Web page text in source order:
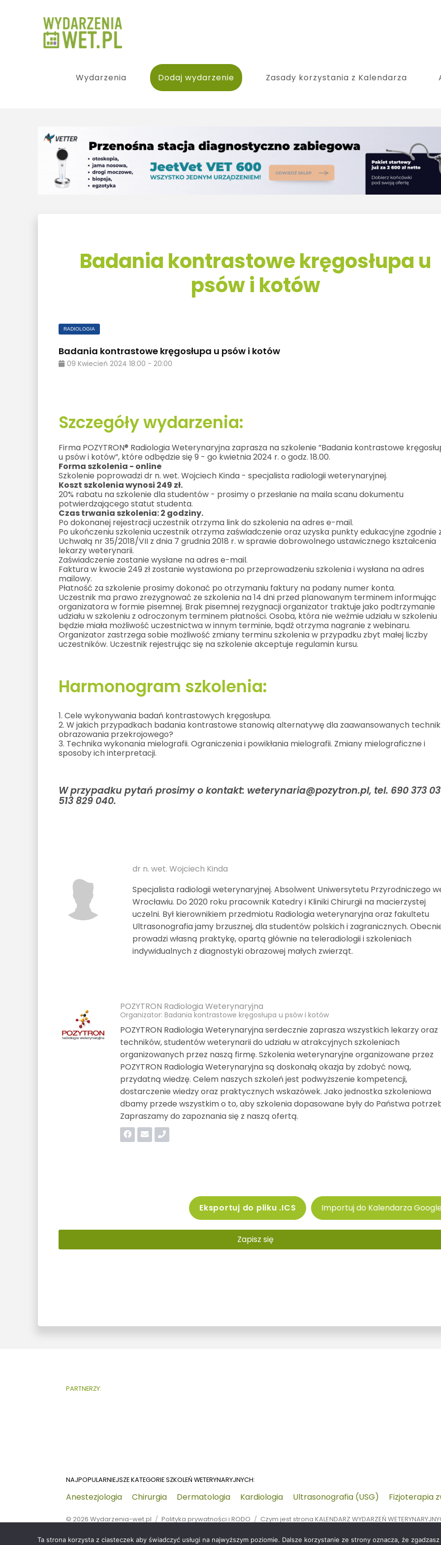
Wydarzenia Dodaj wydarzenie Zasady korzystania z Kalendarza
Badania kontrastowe kręgosłupa u
psów i kotów
RADIOLOGIA
Badania kontrastowe kręgosłupa u psów i kotów
09 Kwiecień 2024 18:00 -20:00
Szczegóły wydarzenia:
Firma POZYTRON® Radiologia Weterynaryjna zaprasza na szkolenie ”Badania kontrastowe
u psów i kotów”, które odbędzie się 9 - go kwietnia 2024 r. o godz. 18.00.
Forma szkolenia - online
Szkolenie poprowadzi dr n. wet. Wojciech Kinda - specjalista radiologii weterynaryjnej.
Koszt szkolenia wynosi 249 zł.
20% rabatu na szkolenie dla studentów - prosimy o przesłanie na maila scanu dokumentu
potwierdzającego statut studenta.
Czas trwania szkolenia: 2 godziny.
Po dokonanej rejestracji uczestnik otrzyma link do szkolenia na adres e-mail.
Po ukończeniu szkolenia uczestnik otrzyma zaświadczenie oraz uzyska punkty edukacyjne zgodnie
Uchwałą nr 35/2018/VII z dnia 7 grudnia 2018 r. w sprawie dobrowolnego ustawicznego kształcenia
lekarzy weterynarii.
Zaświadczenie zostanie wysłane na adres e-mail.
Faktura w kwocie 249 zł zostanie wystawiona po przeprowadzeniu szkolenia i wysłana na adres
mailowy.
Płatność za szkolenie prosimy dokonać po otrzymaniu faktury na podany numer konta.
Uczestnik ma prawo zrezygnować ze szkolenia na 14 dni przed planowanym terminem informując
organizatora w formie pisemnej. Brak pisemnej rezygnacji organizator traktuje jako podtrzymanie
udziału w szkoleniu z odroczonym terminem płatności. Osoba, która nie weźmie udziału w szkoleniu
będzie miała możliwość uczestnictwa w innym terminie, bądź otrzyma nagranie z webinaru.
Organizator zastrzega sobie możliwość zmiany terminu szkolenia w przypadku zbyt małej liczby
uczestników. Uczestnik rejestrując się na szkolenie akceptuje regulamin kursu.
Harmonogram szkolenia:
1. Cele wykonywania badań kontrastowych kręgosłupa.
2. W jakich przypadkach badania kontrastowe stanowią alternatywę dla zaawansowanych technik
obrazowania przekrojowego?
3. Technika wykonania mielografii. Ograniczenia i powikłania mielografii. Zmiany mielograficzne i
sposoby ich interpretacji.
W przypadku pytań prosimy o kontakt: weterynaria@pozytron.pl, tel. 690 373
513 829 040.
dr n. wet. Wojciech Kinda
Specjalista radiologii weterynaryjnej. Absolwent Uniwersytetu Przyrodniczego
Wrocławiu. Do 2020 roku pracownik Katedry i Kliniki Chirurgii na macierzystej
uczelni. Był kierownikiem przedmiotu Radiologia weterynaryjna oraz fakultetu
Ultrasonografia jamy brzusznej, dla studentów polskich i zagranicznych.
prowadzi własną praktykę, opartą głównie na teleradiologii i szkoleniach
indywidualnych z diagnostyki obrazowej małych zwierząt.
POZYTRON Radiologia Weterynaryjna
Organizator: Badania kontrastowe kręgosłupa u psów i kotów
POZYTRON Radiologia Weterynaryjna serdecznie zaprasza wszystkich lekarzy oraz
techników, studentów weterynarii do udziału w atrakcyjnych szkoleniach
organizowanych przez naszą firmę. Szkolenia weterynaryjne organizowane przez
POZYTRON Radiologia Weterynaryjna są doskonałą okazja by zdobyć nową,
przydatną wiedzę. Celem naszych szkoleń jest podwyższenie kompetencji,
dostarczenie wiedzy oraz praktycznych wskazówek. Jako jednostka szkoleniowa
dbamy przede wszystkim o to, aby szkolenia dopasowane były do Państwa
Zapraszamy do zapoznania się z naszą ofertą.
Eksportuj do pliku .ICS Importuj do Kalendarza
Zapisz się
PARTNERZY:
NAJPOPULARNIEJSZE KATEGORIE SZKOLEŃ WETERYNARYJNYCH:
Anestezjologia Chirurgia Dermatologia Kardiologia Ultrasonografia (USG) Fizjoterapia
© 2026Wydarzenia-wet.pl Polityka prywatności i RODO Czym jest strona KALENDARZ WYDARZEŃ
Ta strona korzysta z ciasteczek aby świadczyć usługi na najwyższym poziomie. Dalsze korzystanie ze strony oznacza, że